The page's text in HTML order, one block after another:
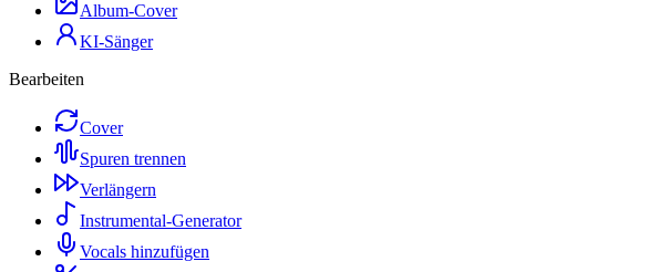
Album-Cover
KI-Sänger
Bearbeiten
Cover
Spuren trennen
Verlängern
Instrumental-Generator
Vocals hinzufügen